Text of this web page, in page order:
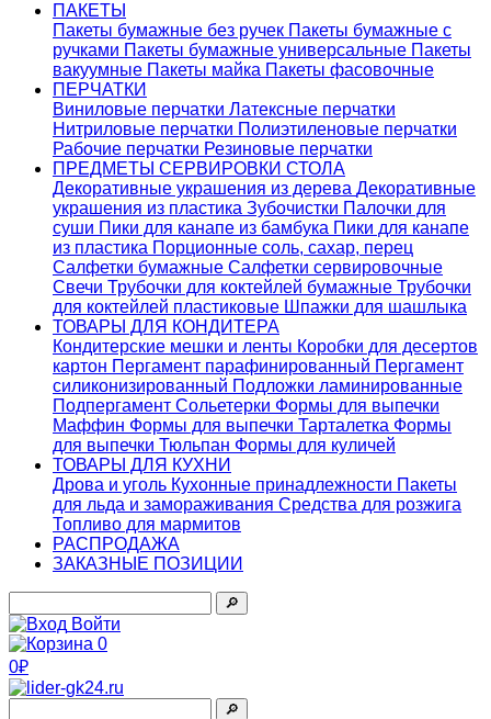
ПАКЕТЫ
Пакеты бумажные без ручек Пакеты бумажные с
ручками Пакеты бумажные универсальные Пакеты
вакуумные Пакеты майка Пакеты фасовочные
ПЕРЧАТКИ
Виниловые перчатки Латексные перчатки
Нитриловые перчатки Полиэтиленовые перчатки
Рабочие перчатки Резиновые перчатки
ПРЕДМЕТЫ СЕРВИРОВКИ СТОЛА
Декоративные украшения из дерева Декоративные
украшения из пластика Зубочистки Палочки для
суши Пики для канапе из бамбука Пики для канапе
из пластика Порционные соль, сахар, перец
Салфетки бумажные Салфетки сервировочные
Свечи Трубочки для коктейлей бумажные Трубочки
для коктейлей пластиковые Шпажки для шашлыка
ТОВАРЫ ДЛЯ КОНДИТЕРА
Кондитерские мешки и ленты Коробки для десертов
картон Пергамент парафинированный Пергамент
силиконизированный Подложки ламинированные
Подпергамент Сольетерки Формы для выпечки
Маффин Формы для выпечки Тарталетка Формы
для выпечки Тюльпан Формы для куличей
ТОВАРЫ ДЛЯ КУХНИ
Дрова и уголь Кухонные принадлежности Пакеты
для льда и замораживания Средства для розжига
Топливо для мармитов
РАСПРОДАЖА
ЗАКАЗНЫЕ ПОЗИЦИИ
🔎︎
Войти
0
0₽
🔎︎